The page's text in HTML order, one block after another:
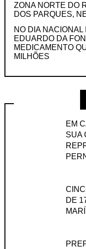
ZONA NORTE DO
DOS PARQUES,
NO DIA NACIONAL
EDUARDO DA
MEDICAMENTO
MILHÕES
EM
SUA
DE